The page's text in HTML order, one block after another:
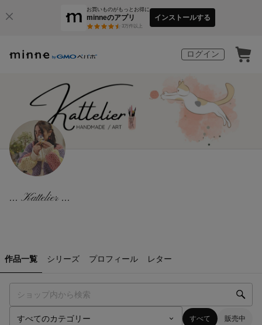
お買いものがもっとお得に
minneのアプリ
3万件以上
インストールする
ログイン
... Kattelier ...
作品一覧 シリーズ プロフィール レター
すべて 販売中